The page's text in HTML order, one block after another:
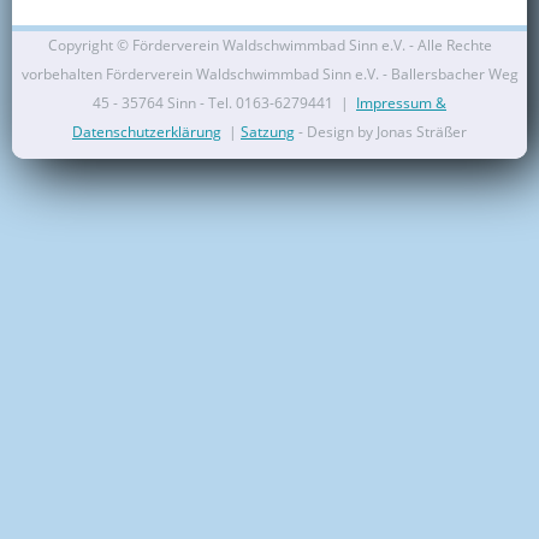
Kontakt
Mitglied werden
Copyright © Förderverein Waldschwimmbad Sinn e.V. - Alle Rechte
vorbehalten Förderverein Waldschwimmbad Sinn e.V. - Ballersbacher Weg
45 - 35764 Sinn - Tel. 0163-6279441 | Impressum &
Datenschutzerklärung | Satzung- Design by Jonas Sträßer